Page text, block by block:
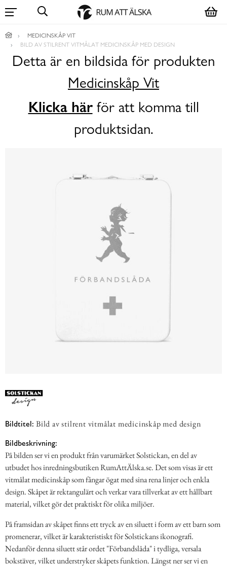
MEDICINSKÅP VIT
BILD AV STILRENT VITMÅLAT MEDICINSKÅP MED DESIGN
Detta är en bildsida för produkten
Medicinskåp Vit
Klicka härför att komma till
produktsidan.
Bildtitel: Bild av stilrent vitmålat medicinskåp med design
Bildbeskrivning:
På bilden ser vi en produkt från varumärket Solstickan, en del av
utbudet hos inredningsbutiken RumAttÄlska.se. Det som visas är ett
vitmålat medicinskåp som fångar ögat med sina rena linjer och enkla
design. Skåpet är rektangulärt och verkar vara tillverkat av ett hållbart
material, vilket gör det praktiskt för olika miljöer.
På framsidan av skåpet finns ett tryck av en siluett i form av ett barn som
promenerar, vilket är karakteristiskt för Solstickans ikonografi.
Nedanför denna siluett står ordet "Förbandslåda" i tydliga, versala
bokstäver, vilket understryker skåpets funktion. Längst ner ser vi en